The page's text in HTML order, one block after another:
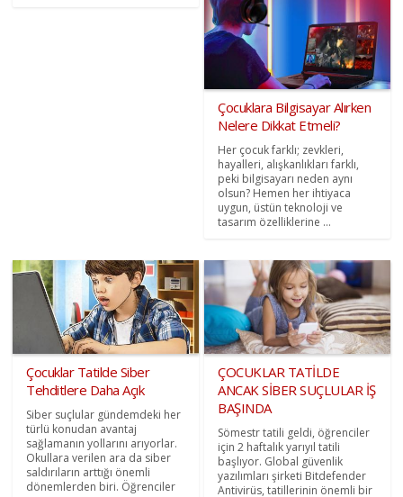
Çocuklara Bilgisayar Alırken
Nelere Dikkat Etmeli?
Her çocuk farklı; zevkleri,
hayalleri, alışkanlıkları farklı,
peki bilgisayarı neden aynı
olsun? Hemen her ihtiyaca
uygun, üstün teknoloji ve
tasarım özelliklerine ...
Çocuklar Tatilde Siber
Tehditlere Daha Açık
Siber suçlular gündemdeki her
türlü konudan avantaj
sağlamanın yollarını arıyorlar.
Okullara verilen ara da siber
saldırıların arttığı önemli
dönemlerden biri. Öğrenciler
ÇOCUKLAR TATİLDE
ANCAK SİBER SUÇLULAR İŞ
BAŞINDA
Sömestr tatili geldi, öğrenciler
için 2 haftalık yarıyıl tatili
başlıyor. Global güvenlik
yazılımları şirketi Bitdefender
Antivirüs, tatillerinin önemli bir